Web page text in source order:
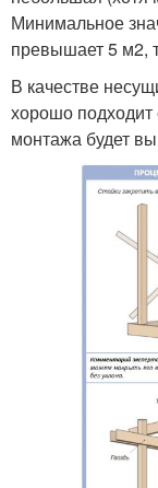
Минимальное
превышает 5 м2,
В качестве
хорошо
монтажа будет